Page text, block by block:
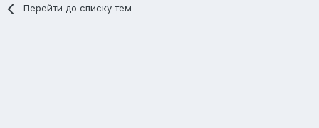
Перейти до списку тем